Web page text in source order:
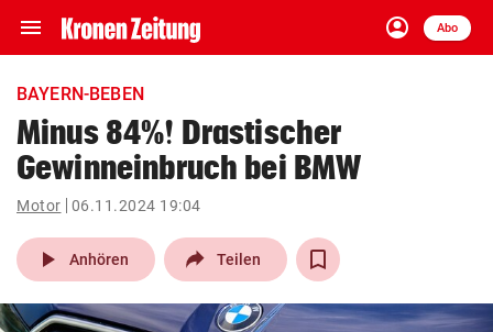
menu Navigation
ein-/ausklappen
account_circle
Anmelden
Abo
close Schließen
account_circle Anmelden
arrow_right
pin_drop
Wien arrow_right
bookmark
BAYERN-BEBEN
Minus 84%! Drastischer
Gewinneinbruch bei BMW
Motor 06.11.2024 19:04
play_arrow Anhören Teilen